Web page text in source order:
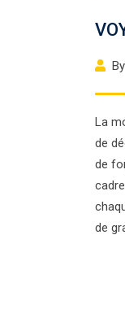
By
La
de
de
de